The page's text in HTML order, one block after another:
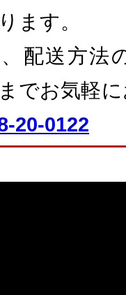
ます。
配送方法
でお気軽
20-0122